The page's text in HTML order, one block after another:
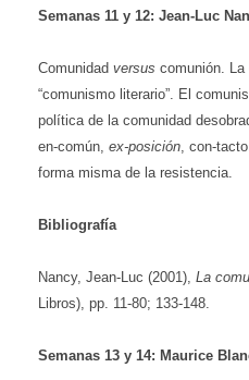
Semanas 11 y 12: Jean-Luc
Comunidad versus comunión. La
“comunismo literario”. El
política de la comunidad
en-común, ex-posición , con-
forma misma de la resistencia.
Bibliografía
Nancy, Jean-Luc (2001), La
Libros), pp. 11-80; 133-148.
Semanas 13 y 14: Maurice